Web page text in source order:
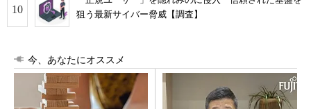
狙う最新サイバー脅威【調査】
今、あなたにオススメ